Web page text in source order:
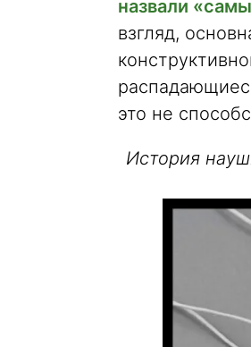
назвали
взгляд,
это не
История